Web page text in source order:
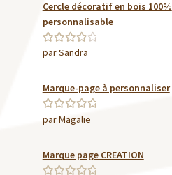
Cercle décoratif en bois 100%
personnalisable
Note4sur
par Sandra
Marque-page à personnaliser
Note5sur 5
par Magalie
Marque page CREATION